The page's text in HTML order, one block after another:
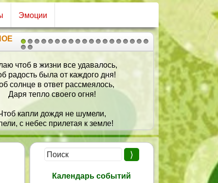
Эмоции
1 2
2021
в жизни все удавалось,
была от каждого дня!
в ответ рассмеялось,
тепло своего огня!
капли дождя не шумели,
с небес прилетая к земле!
трели счастье дарили
и друзьям, и семье!
От
Пусть
Пусть
В
Календарь событий